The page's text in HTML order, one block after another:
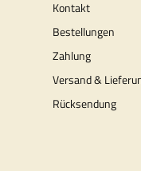
Kontakt
Bestellungen
Zahlung
Versand &
Rücksendung